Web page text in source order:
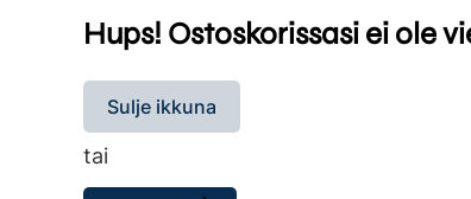
Hups! Ostoskorissasi ei ole
Sulje ikkuna
tai